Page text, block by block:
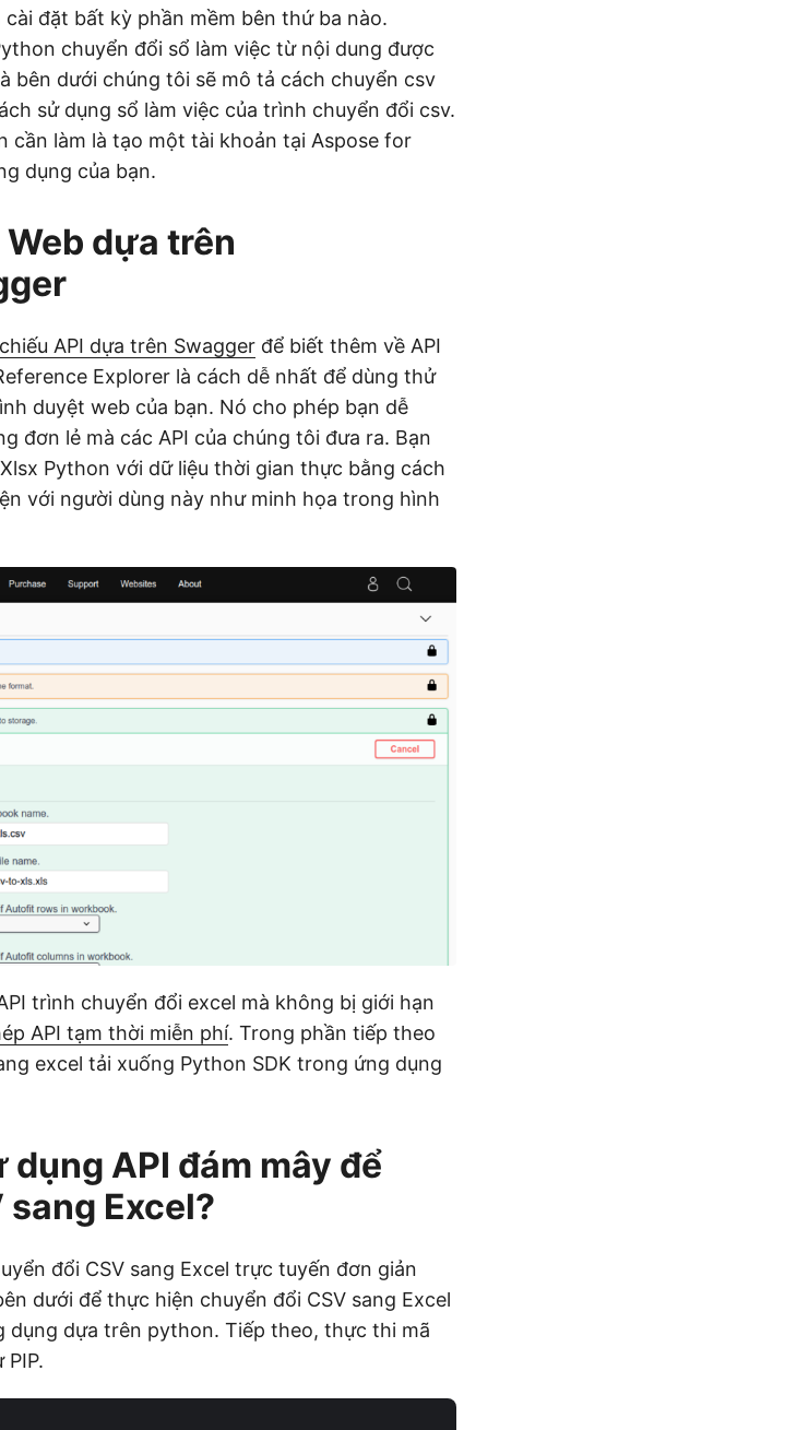
đặt bất kỳ phần mềm bên thứ ba nào.
chuyển đổi sổ làm việc từ nội dung được
bên dưới chúng tôi sẽ mô tả cách chuyển csv
sử dụng sổ làm việc của trình chuyển đổi csv.
cần làm là tạo một tài khoản tại Aspose for
dụng của bạn.
dựa trên
API dựa trên Swagger để biết thêm về API
Explorer là cách dễ nhất để dùng thử
duyệt web của bạn. Nó cho phép bạn dễ
đơn lẻ mà các API của chúng tôi đưa ra. Bạn
Python với dữ liệu thời gian thực bằng cách
với người dùng này như minh họa trong hình
trình chuyển đổi excel mà không bị giới hạn
API tạm thời miễn phí. Trong phần tiếp theo
excel tải xuống Python SDK trong ứng dụng
API đám mây để
Excel?
đổi CSV sang Excel trực tuyến đơn giản
dưới để thực hiện chuyển đổi CSV sang Excel
dụng dựa trên python. Tiếp theo, thực thi mã